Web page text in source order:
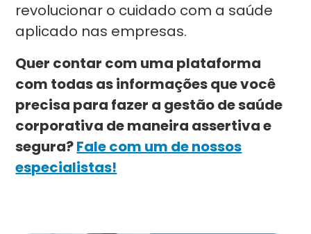
revolucionar o cuidado com a saúde
aplicado nas empresas.
Quer contar com uma plataforma
com todas as informações que você
precisa para fazer a gestão de saúde
corporativa de maneira assertiva e
segura?Fale com um de nossos
especialistas!